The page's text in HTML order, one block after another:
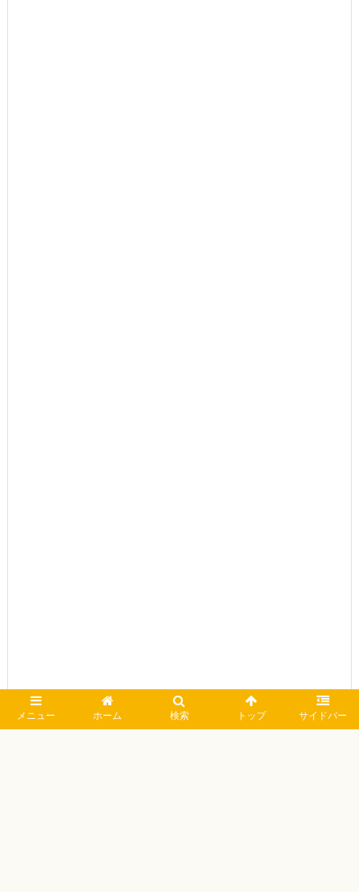
メニュー ホーム 検索 トップ サイドバー